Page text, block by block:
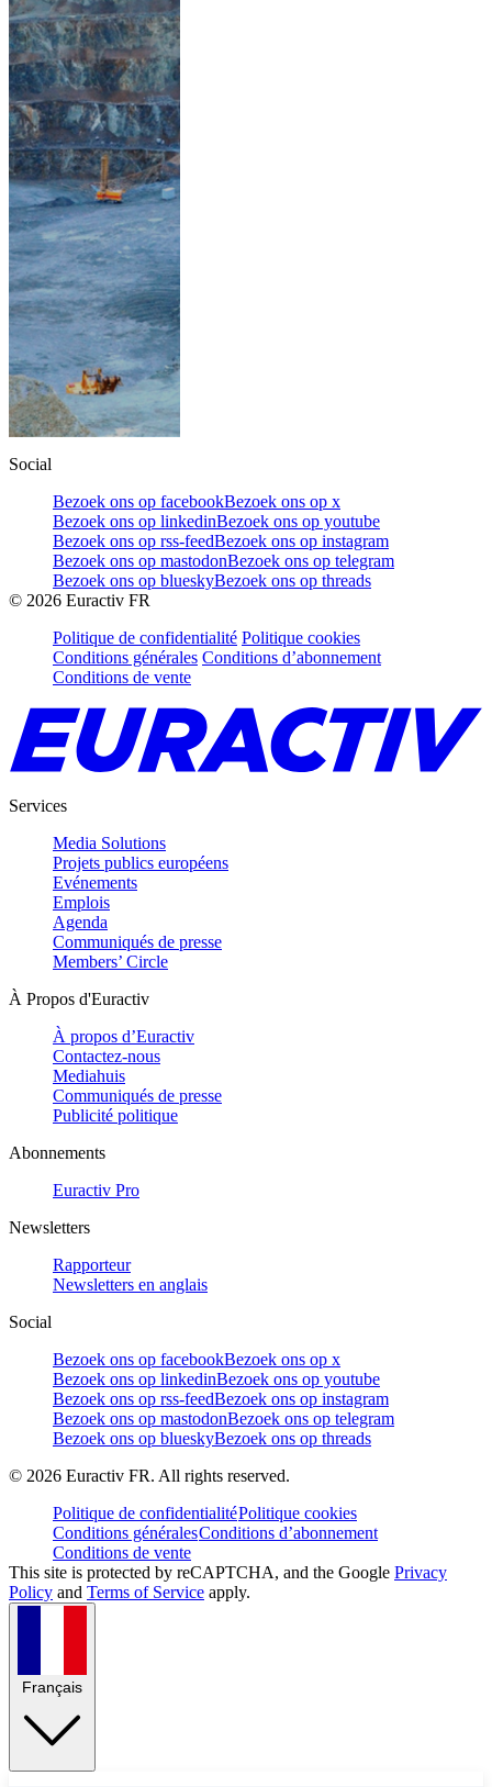
Social
Bezoek ons op facebookBezoek ons op x
Bezoek ons op linkedinBezoek ons op youtube
Bezoek ons op rss-feedBezoek ons op instagram
Bezoek ons op mastodonBezoek ons op telegram
Bezoek ons op blueskyBezoek ons op threads
© 2026 Euractiv FR
Politique de confidentialité Politique cookies
Conditions générales Conditions d’abonnement
Conditions de vente
Services
Media Solutions
Projets publics européens
Evénements
Emplois
Agenda
Communiqués de presse
Members’ Circle
À Propos d'Euractiv
À propos d’Euractiv
Contactez-nous
Mediahuis
Communiqués de presse
Publicité politique
Abonnements
Euractiv Pro
Newsletters
Rapporteur
Newsletters en anglais
Social
Bezoek ons op facebookBezoek ons op x
Bezoek ons op linkedinBezoek ons op youtube
Bezoek ons op rss-feedBezoek ons op instagram
Bezoek ons op mastodonBezoek ons op telegram
Bezoek ons op blueskyBezoek ons op threads
© 2026 Euractiv FR. All rights reserved.
Politique de confidentialitéPolitique cookies
Conditions généralesConditions d’abonnement
Conditions de vente
This site is protected by reCAPTCHA, and the Google Privacy
Policy and Terms of Service apply.
Français